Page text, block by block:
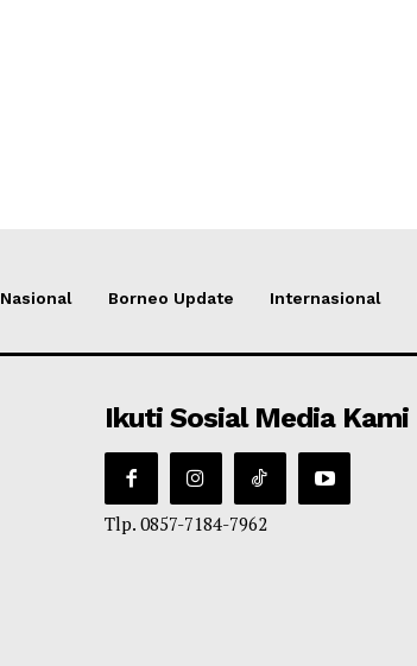
Nasional Borneo Update Internasional
Ikuti Sosial Media Kami
Tlp. 0857-7184-7962